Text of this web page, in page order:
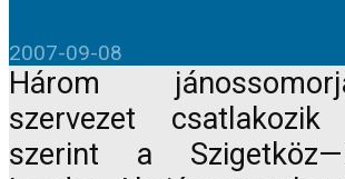
2007-09-08
Három
szervezet
szerint a